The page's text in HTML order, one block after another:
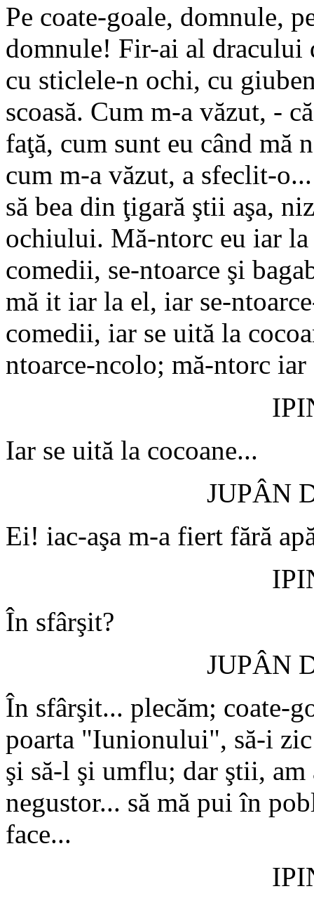
Pe coate-goale, domnule,
domnule! Fir-ai al dracului
cu sticlele-n ochi, cu
scoasă. Cum m-a văzut, -
faţă, cum sunt eu când mă
cum m-a văzut, a sfeclit-
să bea din ţigară ştii aşa,
ochiului. Mă-ntorc eu iar
comedii, se-ntoarce şi
mă it iar la el, iar se-
comedii, iar se uită la
ntoarce-ncolo; mă-ntorc
Iar se uită la cocoane...
JUPÂN
Ei! iac-aşa m-a fiert fără
În sfârşit?
JUPÂN
În sfârşit... plecăm; coate-
poarta "Iunionului", să-i
şi să-l şi umflu; dar ştii,
negustor... să mă pui în
face...